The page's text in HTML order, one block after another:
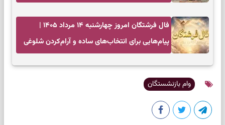
فال فرشتگان امروز چهارشنبه ۱۴ مرداد ۱۴۰۵ |
پیام‌هایی برای انتخاب‌های ساده و آرام‌کردن شلوغی
وام بازنشستگان